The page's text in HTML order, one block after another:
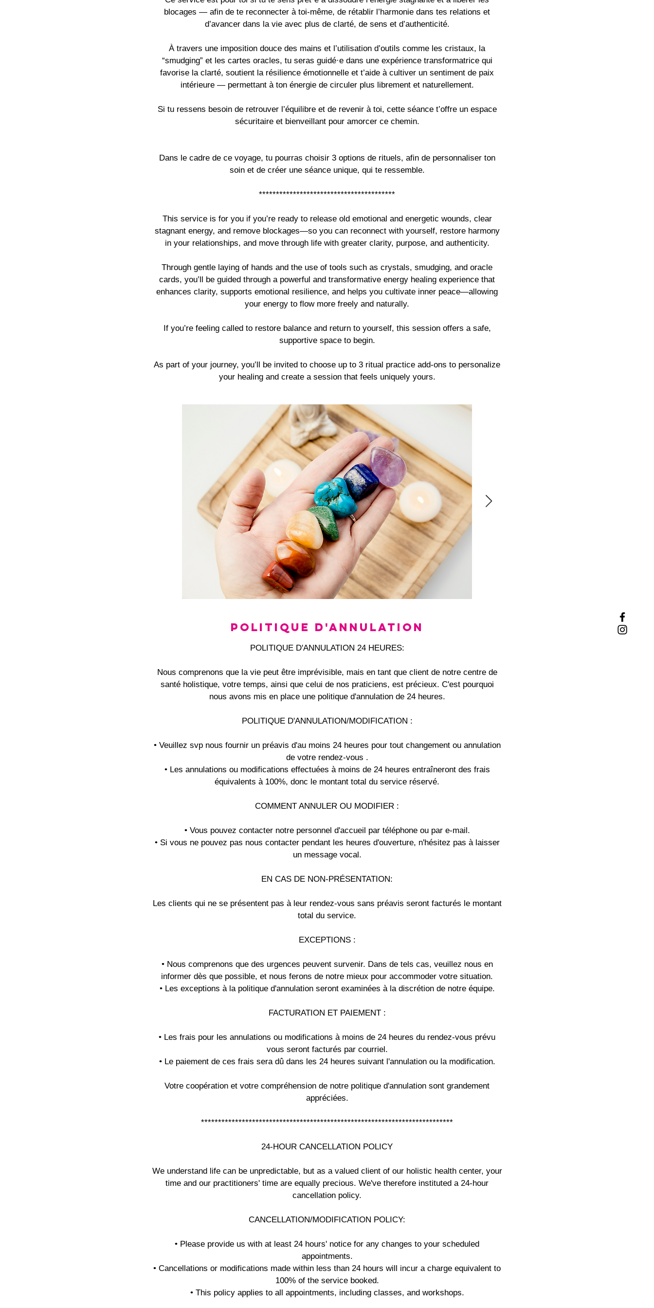
blocages — afin de te reconnecter à toi-même, de rétablir l’harmonie dans tes relations et
d’avancer dans la vie avec plus de clarté, de sens et d’authenticité.
À travers une imposition douce des mains et l’utilisation d’outils comme les cristaux, la
“smudging” et les cartes oracles, tu seras guidé·e dans une expérience transformatrice qui
favorise la clarté, soutient la résilience émotionnelle et t’aide à cultiver un sentiment de paix
intérieure — permettant à ton énergie de circuler plus librement et naturellement.
Si tu ressens besoin de retrouver l’équilibre et de revenir à toi, cette séance t’offre un espace
sécuritaire et bienveillant pour amorcer ce chemin.
Dans le cadre de ce voyage, tu pourras choisir 3 options de rituels, afin de personnaliser ton
soin et de créer une séance unique, qui te ressemble.
****************************************
This service is for you if you’re ready to release old emotional and energetic wounds, clear
stagnant energy, and remove blockages—so you can reconnect with yourself, restore harmony
in your relationships, and move through life with greater clarity, purpose, and authenticity.
Through gentle laying of hands and the use of tools such as crystals, smudging, and oracle
cards, you’ll be guided through a powerful and transformative energy healing experience that
enhances clarity, supports emotional resilience, and helps you cultivate inner peace—allowing
your energy to flow more freely and naturally.
If you’re feeling called to restore balance and return to yourself, this session offers a safe,
supportive space to begin.
As part of your journey, you’ll be invited to choose up to 3 ritual practice add-ons to personalize
your healing and create a session that feels uniquely yours.
Politique d'annulation
POLITIQUE D'ANNULATION 24 HEURES:
Nous comprenons que la vie peut être imprévisible, mais en tant que client de notre centre de
santé holistique, votre temps, ainsi que celui de nos praticiens, est précieux. C'est pourquoi
nous avons mis en place une politique d'annulation de 24 heures.
POLITIQUE D'ANNULATION/MODIFICATION :
• Veuillez svp nous fournir un préavis d'au moins 24 heures pour tout changement ou annulation
de votre rendez-vous .
• Les annulations ou modifications effectuées à moins de 24 heures entraîneront des frais
équivalents à 100%, donc le montant total du service réservé.
COMMENT ANNULER OU MODIFIER :
• Vous pouvez contacter notre personnel d'accueil par téléphone ou par e-mail.
• Si vous ne pouvez pas nous contacter pendant les heures d'ouverture, n'hésitez pas à laisser
un message vocal.
EN CAS DE NON-PRÉSENTATION:
Les clients qui ne se présentent pas à leur rendez-vous sans préavis seront facturés le montant
total du service.
EXCEPTIONS :
• Nous comprenons que des urgences peuvent survenir. Dans de tels cas, veuillez nous en
informer dès que possible, et nous ferons de notre mieux pour accommoder votre situation.
• Les exceptions à la politique d'annulation seront examinées à la discrétion de notre équipe.
FACTURATION ET PAIEMENT :
• Les frais pour les annulations ou modifications à moins de 24 heures du rendez-vous prévu
vous seront facturés par courriel.
• Le paiement de ces frais sera dû dans les 24 heures suivant l'annulation ou la modification.
Votre coopération et votre compréhension de notre politique d'annulation sont grandement
appréciées.
**************************************************************************
24-HOUR CANCELLATION POLICY
We understand life can be unpredictable, but as a valued client of our holistic health center, your
time and our practitioners' time are equally precious. We've therefore instituted a 24-hour
cancellation policy.
CANCELLATION/MODIFICATION POLICY:
• Please provide us with at least 24 hours' notice for any changes to your scheduled
appointments.
• Cancellations or modifications made within less than 24 hours will incur a charge equivalent to
100% of the service booked.
• This policy applies to all appointments, including classes, and workshops.